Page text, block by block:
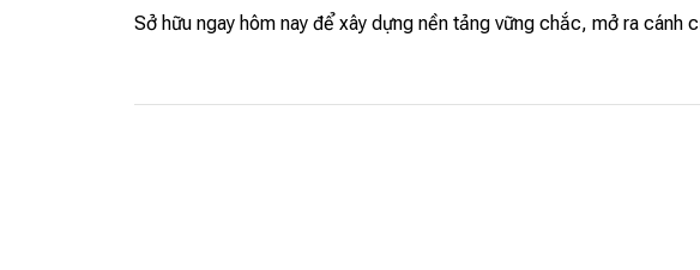
Sở hữu ngay hôm nay để xây dựng nền tảng vững chắc, mở ra cánh